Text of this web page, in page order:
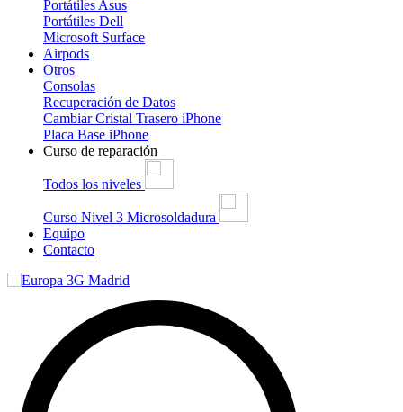
Portátiles Asus
Portátiles Dell
Microsoft Surface
Airpods
Otros
Consolas
Recuperación de Datos
Cambiar Cristal Trasero iPhone
Placa Base iPhone
Curso de reparación
Todos los niveles
Curso Nivel 3 Microsoldadura
Equipo
Contacto